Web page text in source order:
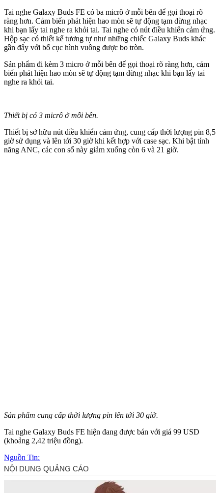
Tai nghe Galaxy Buds FE có ba micrô ở mỗi bên để gọi thoại rõ
ràng hơn. Cảm biến phát hiện hao mòn sẽ tự động tạm dừng nhạc
khi bạn lấy tai nghe ra khỏi tai. Tai nghe có nút điều khiển cảm ứng.
Hộp sạc có thiết kế tương tự như những chiếc Galaxy Buds khác
gần đây với bố cục hình vuông được bo tròn.
Sản phẩm đi kèm 3 micro ở mỗi bên để gọi thoại rõ ràng hơn, cảm
biến phát hiện hao mòn sẽ tự động tạm dừng nhạc khi bạn lấy tai
nghe ra khỏi tai.
Thiết bị có 3 micrô ở mỗi bên.
Thiết bị sở hữu nút điều khiển cảm ứng, cung cấp thời lượng pin 8,5
giờ sử dụng và lên tới 30 giờ khi kết hợp với case sạc. Khi bật tính
năng ANC, các con số này giảm xuống còn 6 và 21 giờ.
Sản phẩm cung cấp thời lượng pin lên tới 30 giờ.
Tai nghe Galaxy Buds FE hiện đang được bán với giá 99 USD
(khoảng 2,42 triệu đồng).
Nguồn Tin: